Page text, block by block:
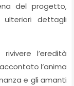
del progetto,
dettagli
l’eredità
l’anima
e gli amanti